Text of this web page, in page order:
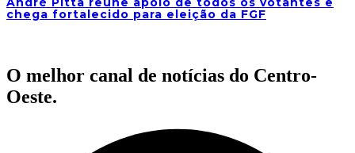
chega fortalecido para eleição da FGF
O melhor canal de notícias do Centro-
Oeste.